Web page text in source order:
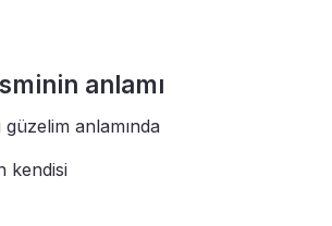
anlamı
anlamında
kendisi